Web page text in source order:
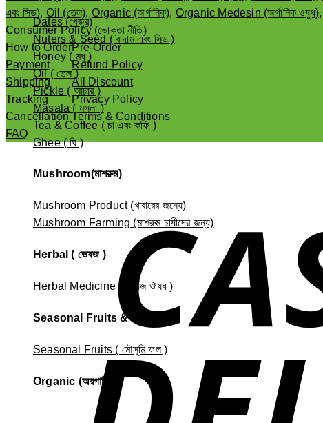
Dates (খেজুর)
Nuters & Seed ( বাদাম এবং সিড )
Honey ( মধু )
Oil ( তেল )
Pickle ( আচার )
Masala ( মসলা )
Tea & Coffee ( চা এবং কফি )
Ghee ( ঘি )
Mushroom(মাশরুম)
Mushroom Product (খাবারের জন্যে)
Mushroom Farming (মাশরুম চাষীদের জন্য)
Herbal ( ভেষজ )
Herbal Medicine ( ভেষজ ঔষধ )
Seasonal Fruits & Others
Seasonal Fruits ( মৌসুমি ফল )
Organic (অরগানিক)
এবং সিড), Oil (তেল), Organic (অর্গানিক), Organic Medesin (অর্গানিক ওষুধ),
Consumer Policy (ভোক্তা নীতি)
How to Order
Payment
Shipping
Tracking
Cancellation
FAQ
Pre-Order
Refund Policy
All Discount
Privacy Policy
Terms & Conditions